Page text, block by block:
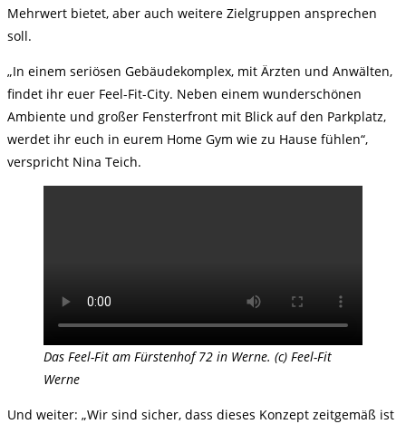
Mehrwert bietet, aber auch weitere Zielgruppen ansprechen
soll.
„In einem seriösen Gebäudekomplex, mit Ärzten und Anwälten,
findet ihr euer Feel-Fit-City. Neben einem wunderschönen
Ambiente und großer Fensterfront mit Blick auf den Parkplatz,
werdet ihr euch in eurem Home Gym wie zu Hause fühlen“,
verspricht Nina Teich.
Das Feel-Fit am Fürstenhof 72 in Werne. (c) Feel-Fit
Werne
Und weiter: „Wir sind sicher, dass dieses Konzept zeitgemäß ist